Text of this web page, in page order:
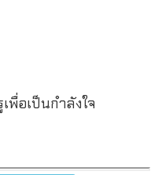
พื่อเป็นกำลังใจ